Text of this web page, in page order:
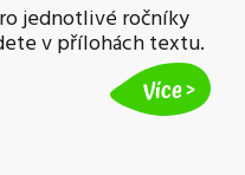
jednotlivé ročníky
v přílohách textu.
Více